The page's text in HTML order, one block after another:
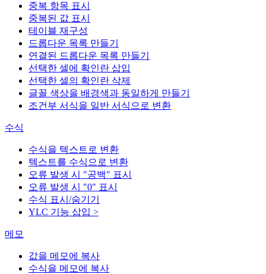
중복 항목 표시
중복된 값 표시
테이블 재구성
드롭다운 목록 만들기
연결된 드롭다운 목록 만들기
선택한 셀에 확인란 삽입
선택한 셀의 확인란 삭제
글꼴 색상을 배경색과 동일하게 만들기
조건부 서식을 일반 서식으로 변환
수식
수식을 텍스트로 변환
텍스트를 수식으로 변환
오류 발생 시 "공백" 표시
오류 발생 시 "0" 표시
수식 표시/숨기기
YLC 기능 삽입 >
메모
값을 메모에 복사
수식을 메모에 복사